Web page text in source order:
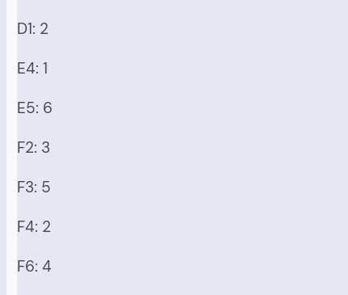
D1: 2
E4: 1
E5: 6
F2: 3
F3: 5
F4: 2
F6: 4